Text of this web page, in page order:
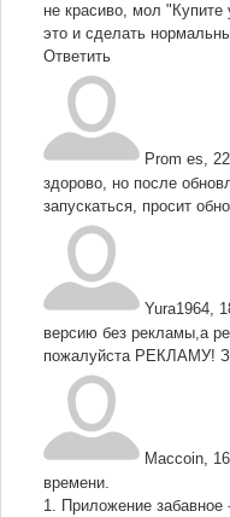
не красиво, мол
это и сделать
Ответить
Prom es,
здорово, но после
запускаться, просит
Yura1964,
версию без рекламы,а
пожалуйста РЕКЛАМУ!
Maccoin,
времени.
1. Приложение забавное